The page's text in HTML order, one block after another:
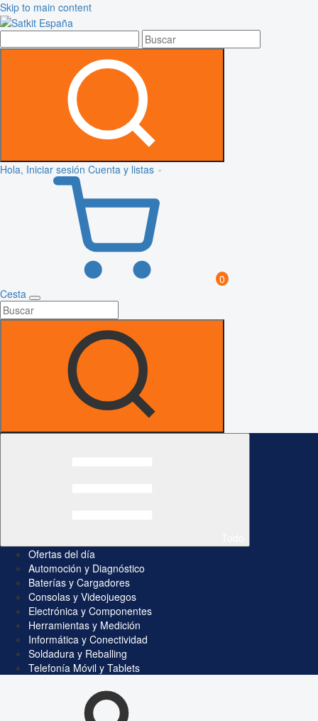
Skip to main content
Hola, Iniciar sesión Cuenta y listas
0
Cesta
Ofertas del día
Automoción y Diagnóstico
Baterías y Cargadores
Consolas y Videojuegos
Electrónica y Componentes
Herramientas y Medición
Informática y Conectividad
Soldadura y Reballing
Telefonía Móvil y Tablets